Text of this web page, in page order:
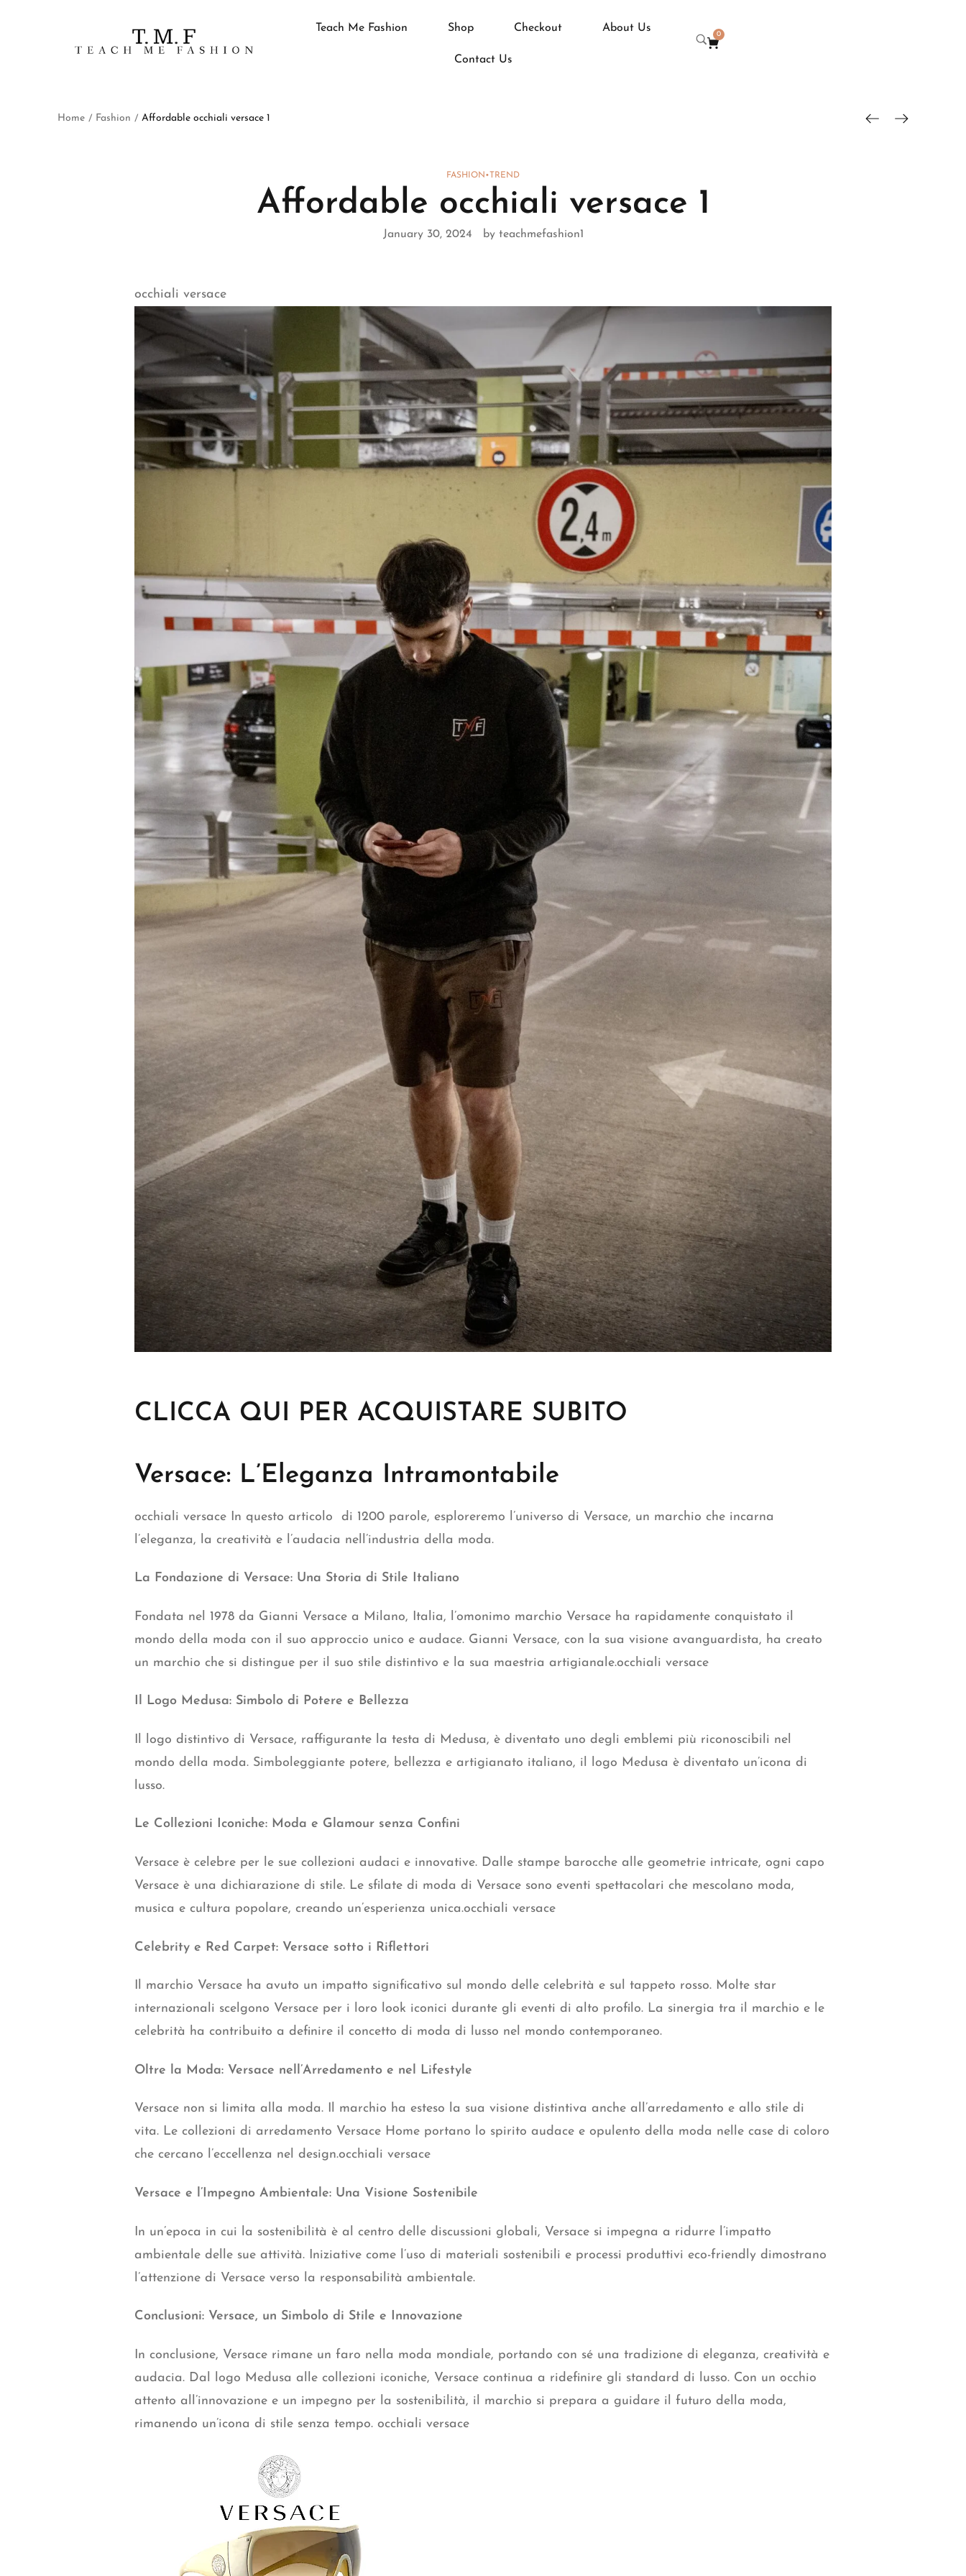
Teach Me Fashion Shop Checkout About Us
Contact Us
0
Home / Fashion / Affordable occhiali versace 1
FASHION •TREND
Affordable occhiali versace 1
January 30, 2024 by teachmefashion1
occhiali versace
CLICCA QUI PER ACQUISTARE SUBITO
Versace: L’Eleganza Intramontabile
occhiali versace In questo articolo di 1200 parole, esploreremo l’universo di Versace, un marchio che incarna
l’eleganza, la creatività e l’audacia nell’industria della moda.
La Fondazione di Versace: Una Storia di Stile Italiano
Fondata nel 1978 da Gianni Versace a Milano, Italia, l’omonimo marchio Versace ha rapidamente conquistato il
mondo della moda con il suo approccio unico e audace. Gianni Versace, con la sua visione avanguardista, ha creato
un marchio che si distingue per il suo stile distintivo e la sua maestria artigianale.occhiali versace
Il Logo Medusa: Simbolo di Potere e Bellezza
Il logo distintivo di Versace, raffigurante la testa di Medusa, è diventato uno degli emblemi più riconoscibili nel
mondo della moda. Simboleggiante potere, bellezza e artigianato italiano, il logo Medusa è diventato un’icona di
lusso.
Le Collezioni Iconiche: Moda e Glamour senza Confini
Versace è celebre per le sue collezioni audaci e innovative. Dalle stampe barocche alle geometrie intricate, ogni capo
Versace è una dichiarazione di stile. Le sfilate di moda di Versace sono eventi spettacolari che mescolano moda,
musica e cultura popolare, creando un’esperienza unica.occhiali versace
Celebrity e Red Carpet: Versace sotto i Riflettori
Il marchio Versace ha avuto un impatto significativo sul mondo delle celebrità e sul tappeto rosso. Molte star
internazionali scelgono Versace per i loro look iconici durante gli eventi di alto profilo. La sinergia tra il marchio e le
celebrità ha contribuito a definire il concetto di moda di lusso nel mondo contemporaneo.
Oltre la Moda: Versace nell’Arredamento e nel Lifestyle
Versace non si limita alla moda. Il marchio ha esteso la sua visione distintiva anche all’arredamento e allo stile di
vita. Le collezioni di arredamento Versace Home portano lo spirito audace e opulento della moda nelle case di coloro
che cercano l’eccellenza nel design.occhiali versace
Versace e l’Impegno Ambientale: Una Visione Sostenibile
In un’epoca in cui la sostenibilità è al centro delle discussioni globali, Versace si impegna a ridurre l’impatto
ambientale delle sue attività.
Iniziative come l’uso di materiali sostenibili e processi produttivi eco-friendly dimostrano
l’attenzione di Versace verso la responsabilità ambientale.
Conclusioni: Versace, un Simbolo di Stile e Innovazione
In conclusione, Versace rimane un faro nella moda mondiale, portando con sé una tradizione di eleganza, creatività e
audacia. Dal logo Medusa alle collezioni iconiche, Versace continua a ridefinire gli standard di lusso. Con un occhio
attento all’innovazione e un impegno per la sostenibilità, il marchio si prepara a guidare il futuro della moda,
rimanendo un’icona di stile senza tempo. occhiali versace